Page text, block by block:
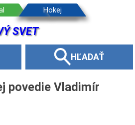
HĽADAŤ
povedie Vladimír